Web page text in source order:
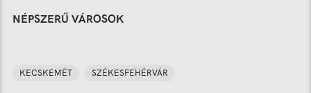
NÉPSZERŰ VÁROSOK
KECSKEMÉT SZÉKESFEHÉRVÁR